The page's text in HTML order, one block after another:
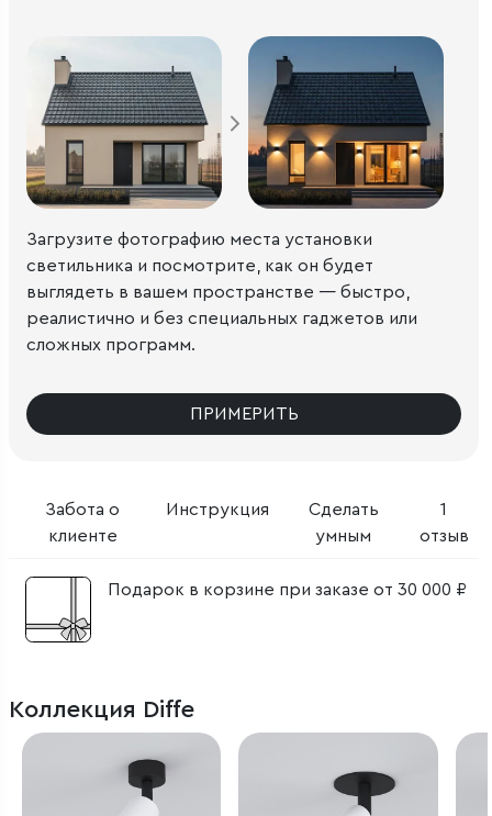
Забота о
клиенте
Инструкция
Сделать
умным
1
отзыв
Подарок в корзине при заказе от 30 000 ₽
Загрузите фотографию места установки
светильника и посмотрите, как он будет
выглядеть в вашем пространстве — быстро,
реалистично и без специальных гаджетов или
сложных программ.
ПРИМЕРИТЬ
Коллекция Diffe